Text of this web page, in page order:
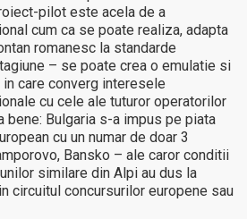
pilot este acela de a
cum ca se poate realiza, adapta
romanesc la standarde
– se poate crea o emulatie si
care converg interesele
cu cele ale tuturor operatorilor
bene: Bulgaria s-a impus pe piata
cu un numar de doar 3
Bansko – ale caror conditii
similare din Alpi au dus la
circuitul concursurilor europene sau